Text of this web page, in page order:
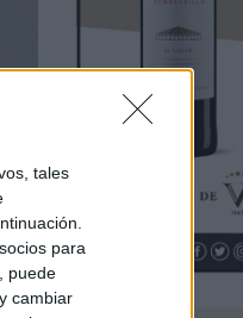
tales
para
puede
cambiar